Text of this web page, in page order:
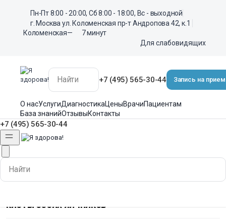
Пн-Пт 8:00 - 20:00, Сб 8:00 - 18:00, Вс - выходной
г. Москва ул. Коломенская пр-т Андропова 42, к.1
Коломенская—
7 минут
Для слабовидящих
+7 (495) 565-30-44 Запись на прием
О насУслугиДиагностикаЦеныВрачиПациентам
База знанийОтзывыКонтакты
+7 (495) 565-30-44
кисты обоих яичников